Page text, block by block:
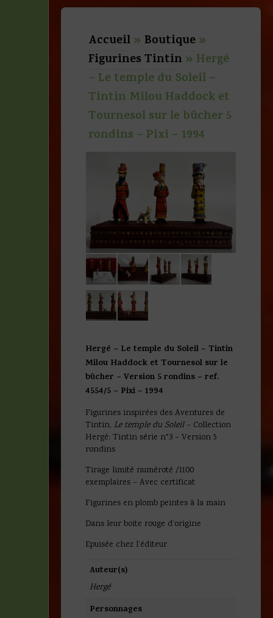
Accueil»Boutique»
Figurines Tintin » Hergé
– Le temple du Soleil –
Tintin Milou Haddock et
Tournesol sur le bûcher 5
rondins – Pixi – 1994
Hergé – Le temple du Soleil – Tintin
Milou Haddock et Tournesol sur le
bûcher – Version 5 rondins – ref.
4554/5 – Pixi – 1994
Figurines inspirées des Aventures de
Tintin, Le temple du Soleil– Collection
Hergé: Tintin série n°3 – Version 5
rondins
Tirage limité numéroté /1100
exemplaires – Avec certificat
Figurines en plomb peintes à la main
Dans leur boite rouge d’origine
Epuisée chez l’éditeur
Auteur(s)
Hergé
Personnages